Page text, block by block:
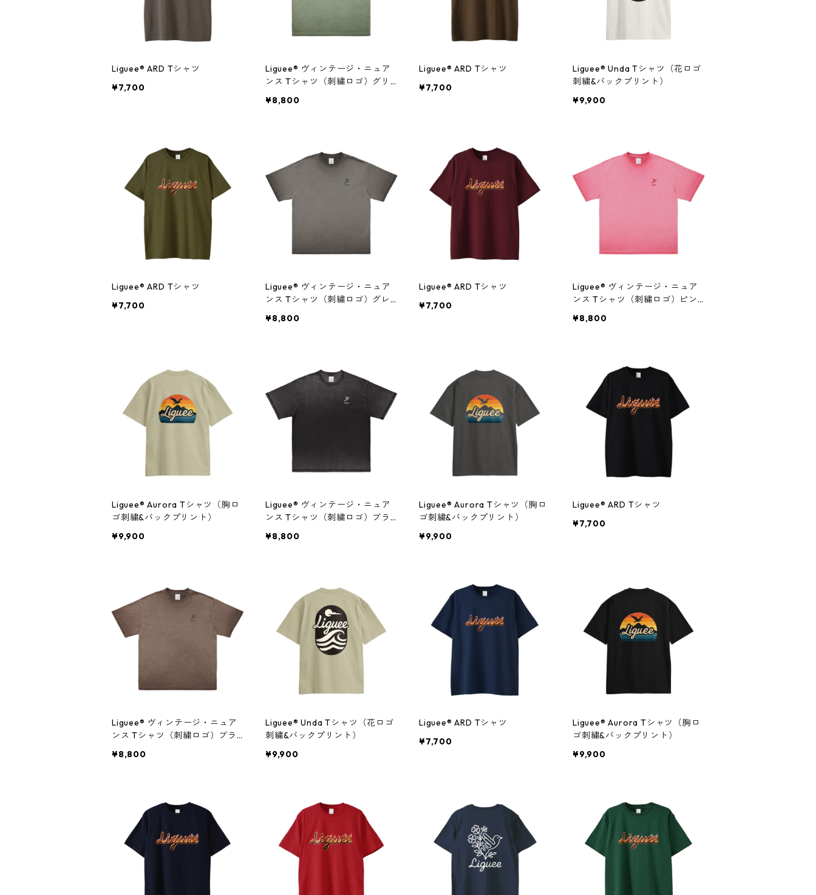
Liguee®️ ARD Tシャツ
¥7,700
Liguee®️ ヴィンテージ・ニュア
ンス Tシャツ（刺繍ロゴ）グリ
¥8,800
Liguee®️ ARD Tシャツ
¥7,700
Liguee®️ Unda Tシャツ（花ロゴ
刺繍&バックプリント）
¥9,900
Liguee®️ ARD Tシャツ
¥7,700
Liguee®️ ヴィンテージ・ニュア
ンス Tシャツ（刺繍ロゴ）グレ
¥8,800
Liguee®️ ARD Tシャツ
¥7,700
Liguee®️ ヴィンテージ・ニュア
ンス Tシャツ（刺繍ロゴ）ピン
¥8,800
Liguee®️ Aurora Tシャツ（胸ロ
ゴ刺繍&バックプリント）
¥9,900
Liguee®️ ヴィンテージ・ニュア
ンス Tシャツ（刺繍ロゴ）ブラ
¥8,800
Liguee®️ Aurora Tシャツ（胸ロ
ゴ刺繍&バックプリント）
¥9,900
Liguee®️ ARD Tシャツ
¥7,700
Liguee®️ ヴィンテージ・ニュア
ンス Tシャツ（刺繍ロゴ）ブラ
¥8,800
Liguee®️ Unda Tシャツ（花ロゴ
刺繍&バックプリント）
¥9,900
Liguee®️ ARD Tシャツ
¥7,700
Liguee®️ Aurora Tシャツ（胸ロ
ゴ刺繍&バックプリント）
¥9,900